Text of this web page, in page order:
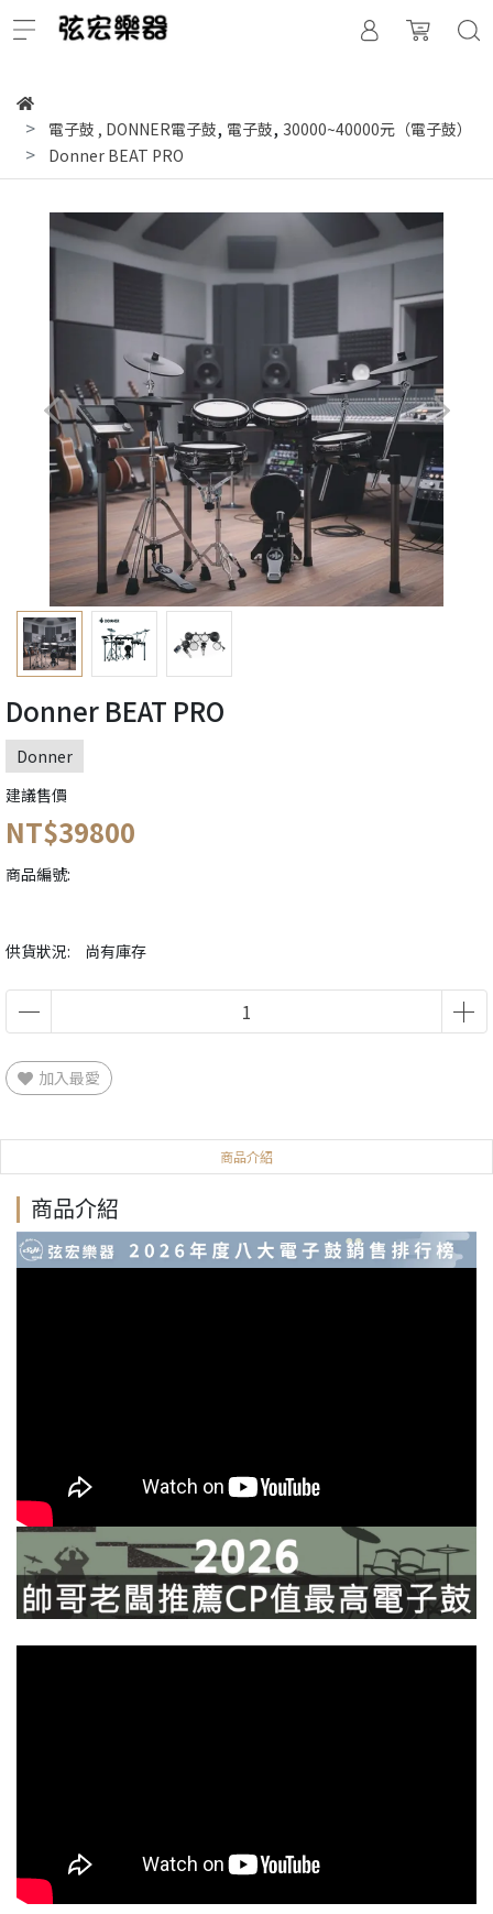
電子鼓 , DONNER電子鼓, 電子鼓, 30000~40000元（電子鼓）
Donner BEAT PRO
Donner BEAT PRO
Donner
建議售價
NT$39800
商品編號:
供貨狀況: 尚有庫存
加入最愛
商品介紹
商品介紹